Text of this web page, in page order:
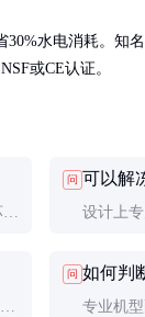
水电消耗。知
或CE认证。
问 可以解
设计上
问 如何判
专业机